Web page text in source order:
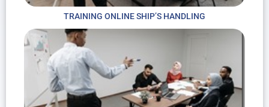
TRAINING ONLINE SHIP’S HANDLING